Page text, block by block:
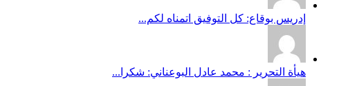
إدريس بوقاع: كل التوفيق اتمناه لكم...
هيأة التحرير : محمد عادل البوعناني: شكرا...